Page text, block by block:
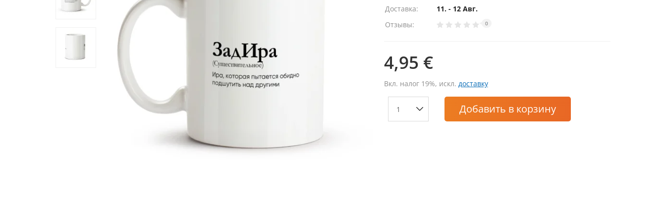
Доставка:
11. - 12 Авг.
Отзывы:
0
4,95 €
Вкл. налог 19%, искл. доставку
Добавить в корзину